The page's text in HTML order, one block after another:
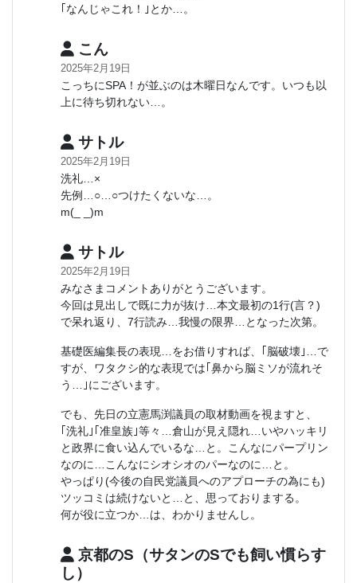
｢なんじゃこれ！｣とか…。
こん
2025年2月19日
こっちにSPA！が並ぶのは木曜日なんです。いつも以
上に待ち切れない…。
サトル
2025年2月19日
洗礼…×
先例…○…○つけたくないな…。
m(_ _)m
サトル
2025年2月19日
みなさまコメントありがとうございます。
今回は見出しで既に力が抜け…本文最初の1行(言？)
で呆れ返り、7行読み…我慢の限界…となった次第。
基礎医編集長の表現…をお借りすれば、｢脳破壊｣…で
すが、ワタクシ的な表現では｢鼻から脳ミソが流れそ
う…｣にございます。
でも、先日の立憲馬渕議員の取材動画を視ますと、
｢洗礼｣｢准皇族｣等々…倉山が見え隠れ…いやハッキリ
と政界に食い込んでいるな…と。こんなにパープリン
なのに…こんなにシオシオのパーなのに…と。
やっぱり(今後の自民党議員へのアプローチの為にも)
ツッコミは続けないと…と、思っておりまする。
何が役に立つか…は、わかりませんし。
京都のS（サタンのSでも飼い慣らす
し）